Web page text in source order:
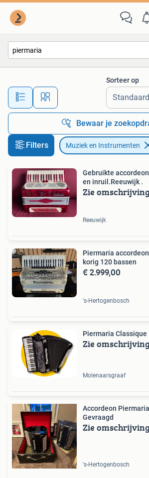
Alle afstanden…
Sorteer op
Bewaar je
Filters Muziek en Instrumenten
Gebruikte
en inruil.Reeuwijk .
Zie omschrijving
Reeuwijk
Piermaria
korig 120 bassen
€ 2.999,00
's-Hertogenbosch
Piermaria Classique
Zie omschrijving
Molenaarsgraaf
Accordeon Piermaria 324
Gevraagd
Zie omschrijving
's-Hertogenbosch